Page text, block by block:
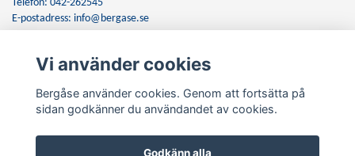
Telefon: 042-262545
E-postadress: info@bergase.se
Anmäl dig till vårt nyhetsbrev
Prenumerera
Vi använder cookies
Bergåse använder cookies. Genom att fortsätta på
sidan godkänner du användandet av cookies.
Godkänn alla